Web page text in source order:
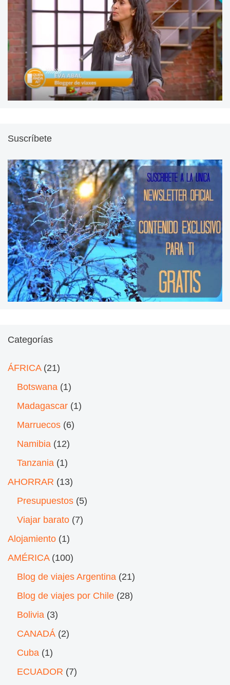
Suscríbete
Categorías
ÁFRICA(21)
Botswana (1)
Madagascar (1)
Marruecos (6)
Namibia (12)
Tanzania (1)
AHORRAR (13)
Presupuestos (5)
Viajar barato (7)
Alojamiento (1)
AMÉRICA(100)
Blog de viajes Argentina (21)
Blog de viajes por Chile (28)
Bolivia (3)
CANADÁ (2)
Cuba (1)
ECUADOR (7)